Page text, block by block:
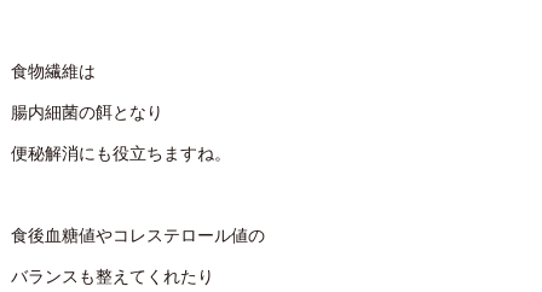
食物繊維は
腸内細菌の餌となり
便秘解消にも役立ちますね。
食後血糖値やコレステロール値の
バランスも整えてくれたり